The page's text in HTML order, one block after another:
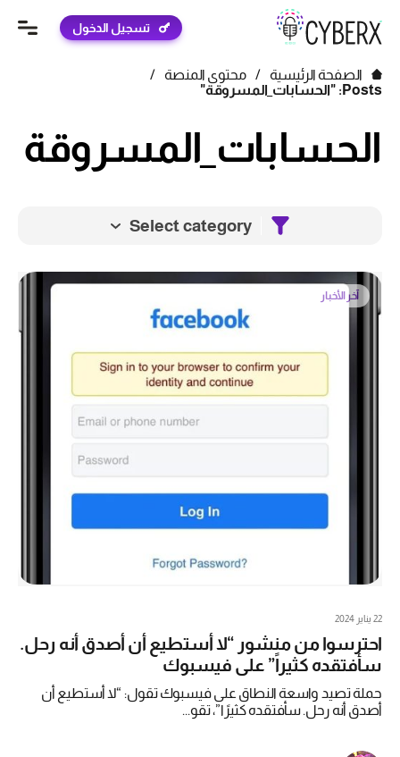
تسجيل الدخول
الصفحة الرئيسية / محتوى المنصة
/
Posts: "الحسابات_المسروقة"
الحسابات_المسروقة
Select category
آخر الأخبار
22 يناير 2024
احترسوا من منشور “لا أستطيع أن أصدق أنه رحل.
سأفتقده كثيراً” على فيسبوك
حملة تصيد واسعة النطاق على فيسبوك تقول: “لا أستطيع أن
أصدق أنه رحل. سأفتقده كثيرًا”، تقو...